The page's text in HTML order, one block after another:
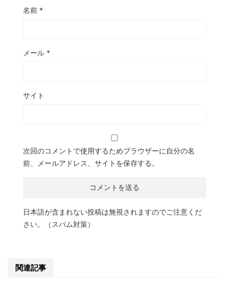
名前 *
メール *
サイト
次回のコメントで使用するためブラウザーに自分の名
前、メールアドレス、サイトを保存する。
日本語が含まれない投稿は無視されますのでご注意くだ
さい。（スパム対策）
関連記事